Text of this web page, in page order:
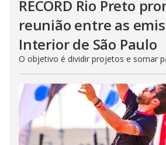
RECORD Rio Preto
reunião entre as
Interior de São Paulo
O objetivo é dividir projetos e somar